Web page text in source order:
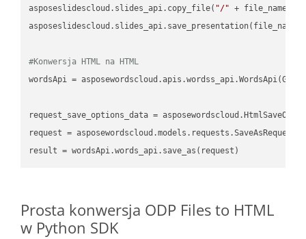
asposeslidescloud.slides_api.copy_file( "/" + file_name,
#Konwersja HTML na HTML
wordsApi =
request_save_options_data =
request =
Prosta konwersja ODP Files to HTML
w Python SDK